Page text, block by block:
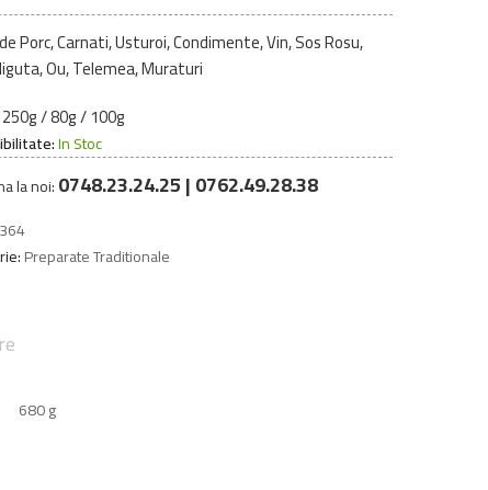
Porc, Carnati, Usturoi, Condimente, Vin, Sos Rosu,
Ou, Telemea, Muraturi
/ 80g / 100g
In Stoc
la noi:0748.23.24.25 | 0762.49.28.38
Preparate Traditionale
680 g